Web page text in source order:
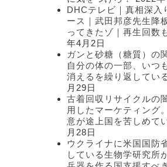
DHCテレビ｜真相深入
ース｜武田邦彦先生降
ってきたゾ｜再生回数
年4月2日
ガンと砂糖（糖質）の
自分の体の一部、いつ
消えるを繰り返している
月29日
古着回収リサイクルの
用したマーケティング
意が途上国を苦しめて
月28日
ウクライナに米国国防
している生物学研究所